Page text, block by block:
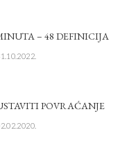
– 48 DEFINICIJA
POVRAĆANJE